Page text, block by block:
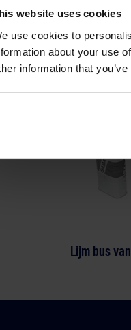
website uses cookies
use cookies to
about your use
information that
Lijm bus